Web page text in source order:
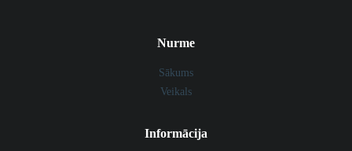
Nurme
Sākums
Veikals
Informācija